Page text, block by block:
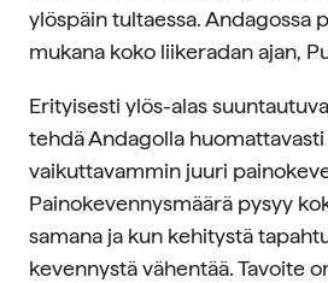
ylöspäin tultaessa. Andagossa
mukana koko liikeradan ajan,
Erityisesti ylös-alas
tehdä Andagolla
vaikuttavammin juuri
Painokevennysmäärä pysyy
samana ja kun kehitystä
kevennystä vähentää. Tavoite